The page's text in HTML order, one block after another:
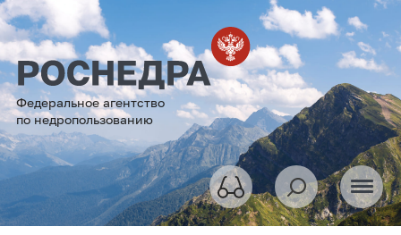
Федеральное агентство
по недропользованию